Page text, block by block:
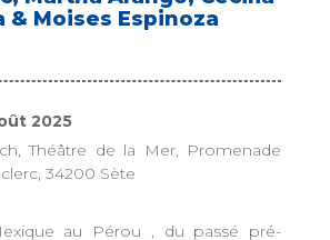
& Moises Espinoza
2025
Théâtre de la Mer, Promenade
34200 Sète
au Pérou , du passé pré-